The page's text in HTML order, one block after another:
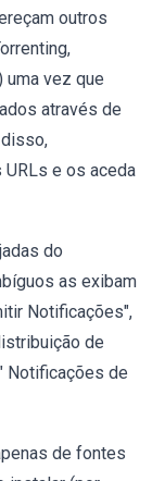
outros
uma vez que
através de
e os aceda
do
as exibam
Notificações",
de
Notificações de
de fontes